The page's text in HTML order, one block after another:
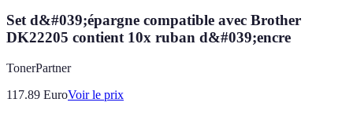
Set d&#039;épargne compatible avec Brother
DK22205 contient 10x ruban d&#039;encre
TonerPartner
117.89 EuroVoir le prix